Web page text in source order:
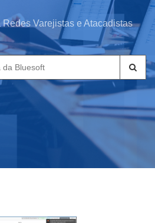
Varejistas e Atacadistas